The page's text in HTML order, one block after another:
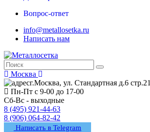
Вопрос-ответ
info@metallosetka.ru
Написать нам
Москва
г.Москва, ул. Стандартная д.6 стр.21
Пн-Пт с 9-00 до 17-00
Сб-Вс - выходные
8 (495) 921-44-63
8 (906) 064-82-42
Написать в Telegram